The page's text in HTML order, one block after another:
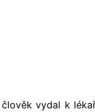
vydal k